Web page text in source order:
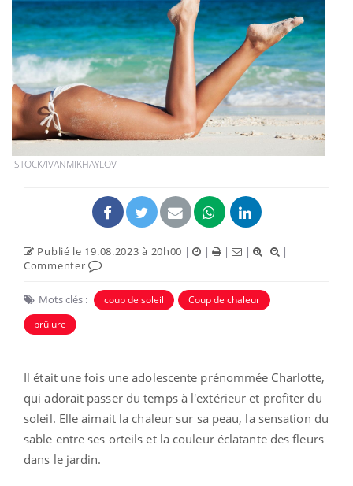
ISTOCK/IVANMIKHAYLOV
Publié le 19.08.2023 à 20h00 | | | |
|
Commenter
Mots clés : coup de soleil
Coup de chaleur
brûlure
Il était une fois une adolescente prénommée Charlotte,
qui adorait passer du temps à l'extérieur et profiter du
soleil. Elle aimait la chaleur sur sa peau, la sensation du
sable entre ses orteils et la couleur éclatante des fleurs
dans le jardin.